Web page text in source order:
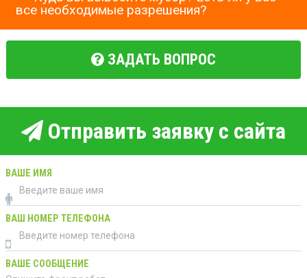
все необходимые разрешения?
ЗАДАТЬ ВОПРОС
Отправить заявку с сайта
ВАШЕ ИМЯ
ВАШ НОМЕР ТЕЛЕФОНА
ВАШЕ СООБЩЕНИЕ